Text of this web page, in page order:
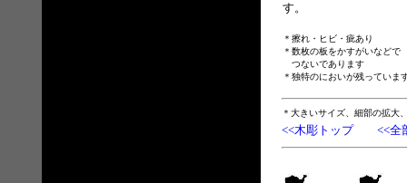
す。
＊擦れ・ヒビ・疵あり
＊数枚の板をかすがいなどで
つないであります
＊独特のにおいが残っていま
＊大きいサイズ、細部の拡大
<<木彫トップ <<全